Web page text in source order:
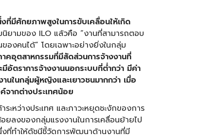
ที่มีศักยภาพสูงในการขับเคลื่อนให้เกิด
ยามของ ILO แล้วคือ “งานที่สามารถตอบ
องคนได้” โดยเฉพาะอย่างยิ่งในกลุ่ม
คอุตสาหกรรมที่มีสัดส่วนการจ้างงานที่
อัตราการจ้างงานนอกระบบที่ต่ำกว่า มีค่า
นในกลุ่มผู้หญิงและเยาวชนมากกว่า เมื่อ
ากต่างประเทศน้อย
ะหว่างประเทศ และภาวะหยุดชะงักของการ
ลงของกลุ่มแรงงานในการเคลื่อนย้ายไป
ที่ทำให้ดัชนีชี้วัดการพัฒนาด้านงานที่มี